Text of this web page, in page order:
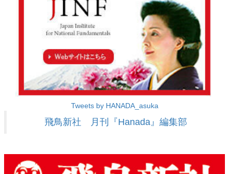
Tweets by HANADA_asuka
飛鳥新社 月刊『Hanada』編集部